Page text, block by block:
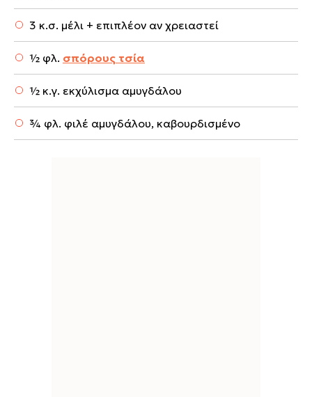
3 κ.σ. μέλι + επιπλέον αν χρειαστεί
½ φλ. σπόρους τσία
½ κ.γ. εκχύλισμα αμυγδάλου
¾ φλ. φιλέ αμυγδάλου, καβουρδισμένο